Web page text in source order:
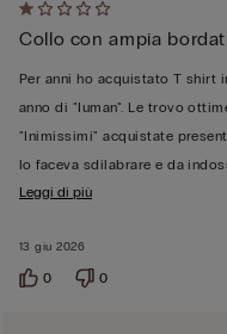
Valutato
1
su
5
13 giu 2026
Collo con ampia
Per anni ho acquistato T
anno di "Iuman". Le trovo
"Inimissimi" acquistate
lo faceva sdilabrare e da
Leggi di più
0 0